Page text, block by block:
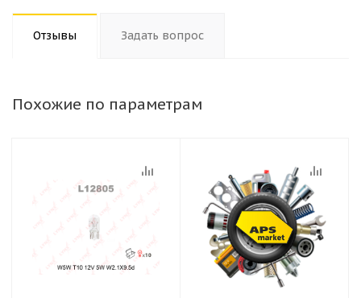
Отзывы Задать вопрос
Похожие по параметрам